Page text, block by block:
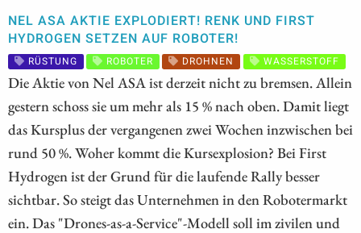
NEL ASA AKTIE EXPLODIERT! RENK UND FIRST
HYDROGEN SETZEN AUF ROBOTER!
RÜSTUNG ROBOTER DROHNEN WASSERSTOFF
Die Aktie von Nel ASA ist derzeit nicht zu bremsen. Allein
gestern schoss sie um mehr als 15 % nach oben. Damit liegt
das Kursplus der vergangenen zwei Wochen inzwischen bei
rund 50 %. Woher kommt die Kursexplosion? Bei First
Hydrogen ist der Grund für die laufende Rally besser
sichtbar. So steigt das Unternehmen in den Robotermarkt
ein. Das "Drones-as-a-Service"-Modell soll im zivilen und